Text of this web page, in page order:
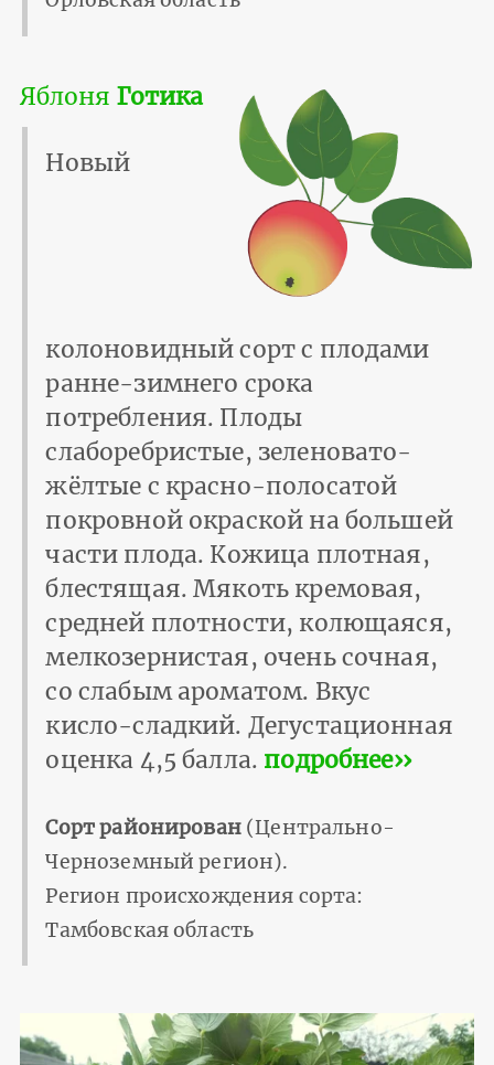
Яблоня Готика
Новый
колоновидный сорт с плодами
ранне-зимнего срока
потребления. Плоды
слаборебристые, зеленовато-
жёлтые с красно-полосатой
покровной окраской на большей
части плода. Кожица плотная,
блестящая. Мякоть кремовая,
средней плотности, колющаяся,
мелкозернистая, очень сочная,
со слабым ароматом. Вкус
кисло-сладкий. Дегустационная
оценка 4,5 балла. подробнее››
Сорт районирован(Центрально-
Черноземный регион).
Регион происхождения сорта:
Тамбовская область